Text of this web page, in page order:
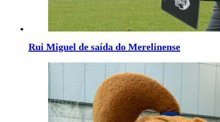
Rui Miguel de saída do Merelinense